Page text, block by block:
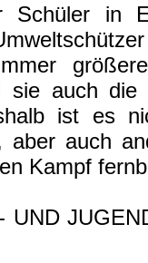
Schüler in
sie auch die
ist es
auch
Kampf
UND